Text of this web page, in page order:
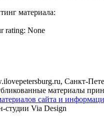
материала:
rating: None
Санкт-
материалы
сайта и
студии Via Design